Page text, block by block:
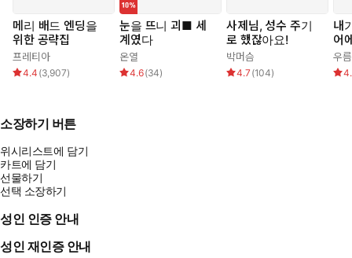
메리 배드 엔딩을
위한 공략집
프레티아
4.4 (3,907)
눈을 뜨니 괴■ 세
계였다
온열
4.6(34)
사제님, 성수 주기
로 했잖아요!
박머슴
4.7 (104)
내
어
우름
소장하기 버튼
위시리스트에 담기
카트에 담기
선물하기
선택 소장하기
성인 인증 안내
성인 재인증 안내